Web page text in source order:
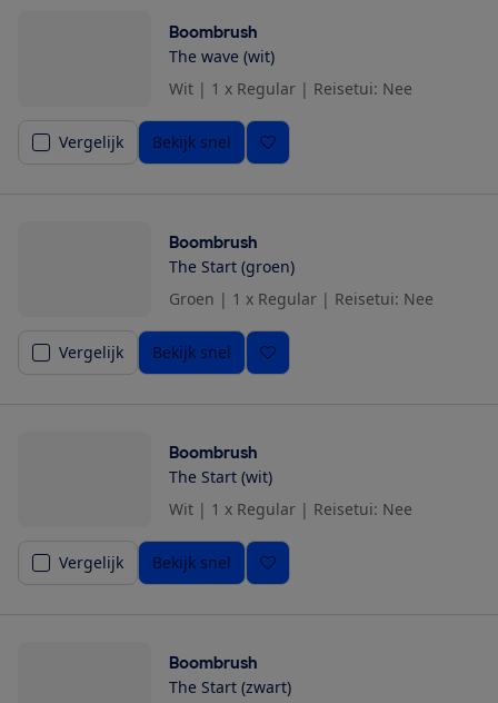
Boombrush
The wave (wit)
Wit | 1 x Regular | Reisetui: Nee
Vergelijk Bekijk snel
Boombrush
The Start (groen)
Groen | 1 x Regular | Reisetui: Nee
Vergelijk Bekijk snel
Boombrush
The Start (wit)
Wit | 1 x Regular | Reisetui: Nee
Vergelijk Bekijk snel
Boombrush
The Start (zwart)